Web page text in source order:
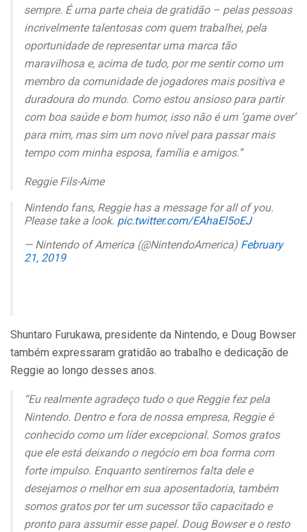
sempre. É uma parte cheia de gratidão – pelas pessoas
incrivelmente talentosas com quem trabalhei, pela
oportunidade de representar uma marca tão
maravilhosa e, acima de tudo, por me sentir como um
membro da comunidade de jogadores mais positiva e
duradoura do mundo. Como estou ansioso para partir
com boa saúde e bom humor, isso não é um ‘game over’
para mim, mas sim um novo nível para passar mais
tempo com minha esposa, família e amigos.”
Reggie Fils-Aime
Nintendo fans, Reggie has a message for all of you.
Please take a look. pic.twitter.com/EAhaEl5oEJ
— Nintendo of America (@NintendoAmerica) February
21, 2019
Shuntaro Furukawa, presidente da Nintendo, e Doug Bowser
também expressaram gratidão ao trabalho e dedicação de
Reggie ao longo desses anos.
“Eu realmente agradeço tudo o que Reggie fez pela
Nintendo. Dentro e fora de nossa empresa, Reggie é
conhecido como um líder excepcional. Somos gratos
que ele está deixando o negócio em boa forma com
forte impulso. Enquanto sentiremos falta dele e
desejamos o melhor em sua aposentadoria, também
somos gratos por ter um sucessor tão capacitado e
pronto para assumir esse papel. Doug Bowser e o resto